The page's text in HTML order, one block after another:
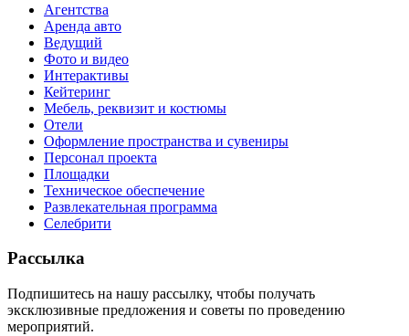
Агентства
Аренда авто
Ведущий
Фото и видео
Интерактивы
Кейтеринг
Мебель, реквизит и костюмы
Отели
Оформление пространства и сувениры
Персонал проекта
Площадки
Техническое обеспечение
Развлекательная программа
Селебрити
Рассылка
Подпишитесь на нашу рассылку, чтобы получать
эксклюзивные предложения и советы по проведению
мероприятий.